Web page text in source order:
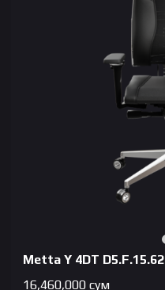
Metta Y 4DT D5.F.15.62
16,460,000 сум